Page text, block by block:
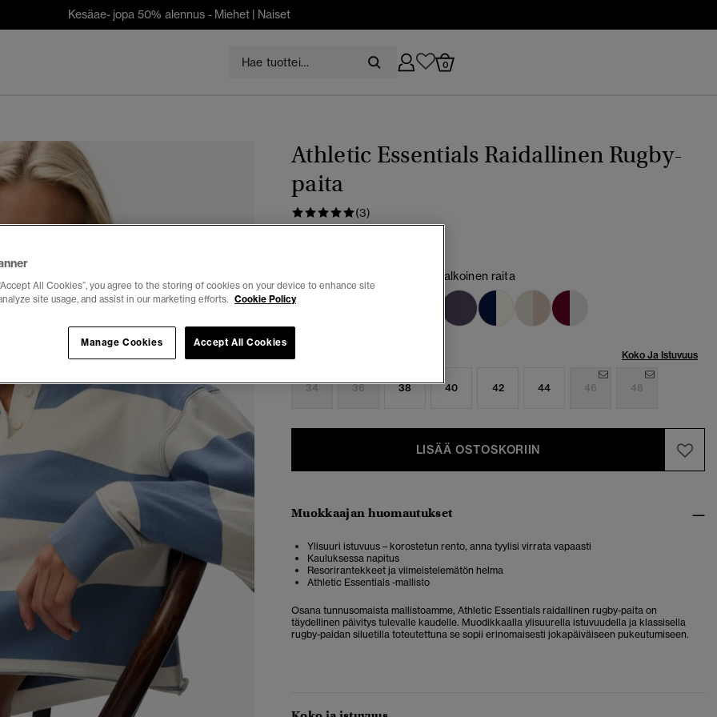
Kesäae- jopa 50% alennus - Miehet | Naiset
0
3 4 5
Athletic Essentials Raidallinen Rugby-
paita
(3)
Merensininen/Luonnonvalkoinen raita
Koko Ja Istuvuus
34 36 38 40 42 44 46 48
LISÄÄ OSTOSKORIIN
Muokkaajan huomautukset
Ylisuuri istuvuus – korostetun rento, anna tyylisi virrata vapaasti
Kauluksessa napitus
Resorirantekkeet ja viimeistelemätön helma
Athletic Essentials -mallisto
Osana tunnusomaista mallistoamme, Athletic Essentials raidallinen rugby-paita on
täydellinen päivitys tulevalle kaudelle. Muodikkaalla ylisuurella istuvuudella ja klassisella
rugby-paidan siluetilla toteutettuna se sopii erinomaisesti jokapäiväiseen pukeutumiseen.
All Cookies”, you agree to the storing of cookies on your device to enhance site
site usage, and assist in our marketing efforts. Cookie Policy
Accept All Cookies
Manage Cookies